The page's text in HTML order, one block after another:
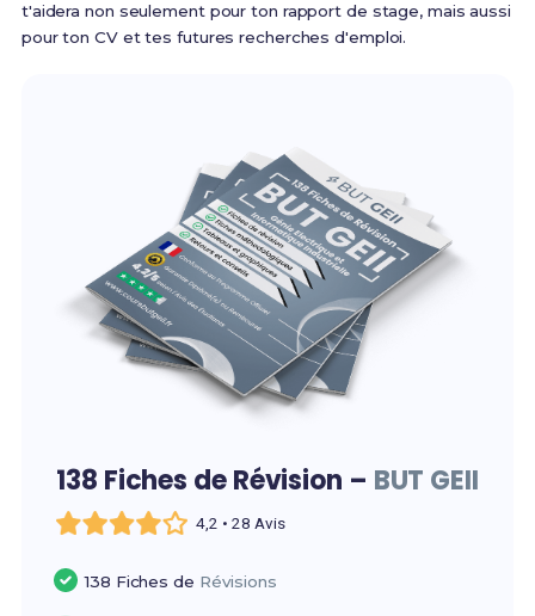
t'aidera non seulement pour ton rapport de stage, mais aussi
pour ton CV et tes futures recherches d'emploi.
138 Fiches de Révision – BUT GEII
4,2 • 28 Avis
138 Fiches de Révisions